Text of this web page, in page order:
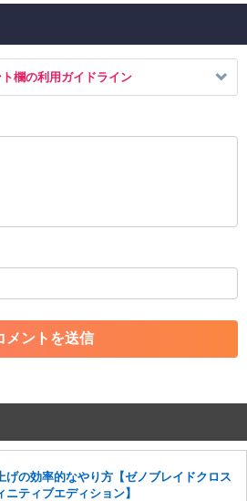
欄の利用ガイドライン
場合によってはコメント削除や書き込み制
再び投稿すること
金銭が絡む内容の投稿
含む内容の投稿
切と判断した投稿
る
承ください。
復元ができませんのでご注意くだ
げの効率的なやり方【ゼノブレイドクロス
ニティブエディション】